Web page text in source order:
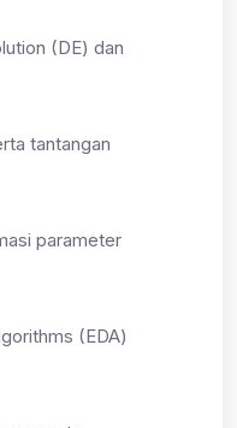
(DE) dan
tantangan
parameter
(EDA)